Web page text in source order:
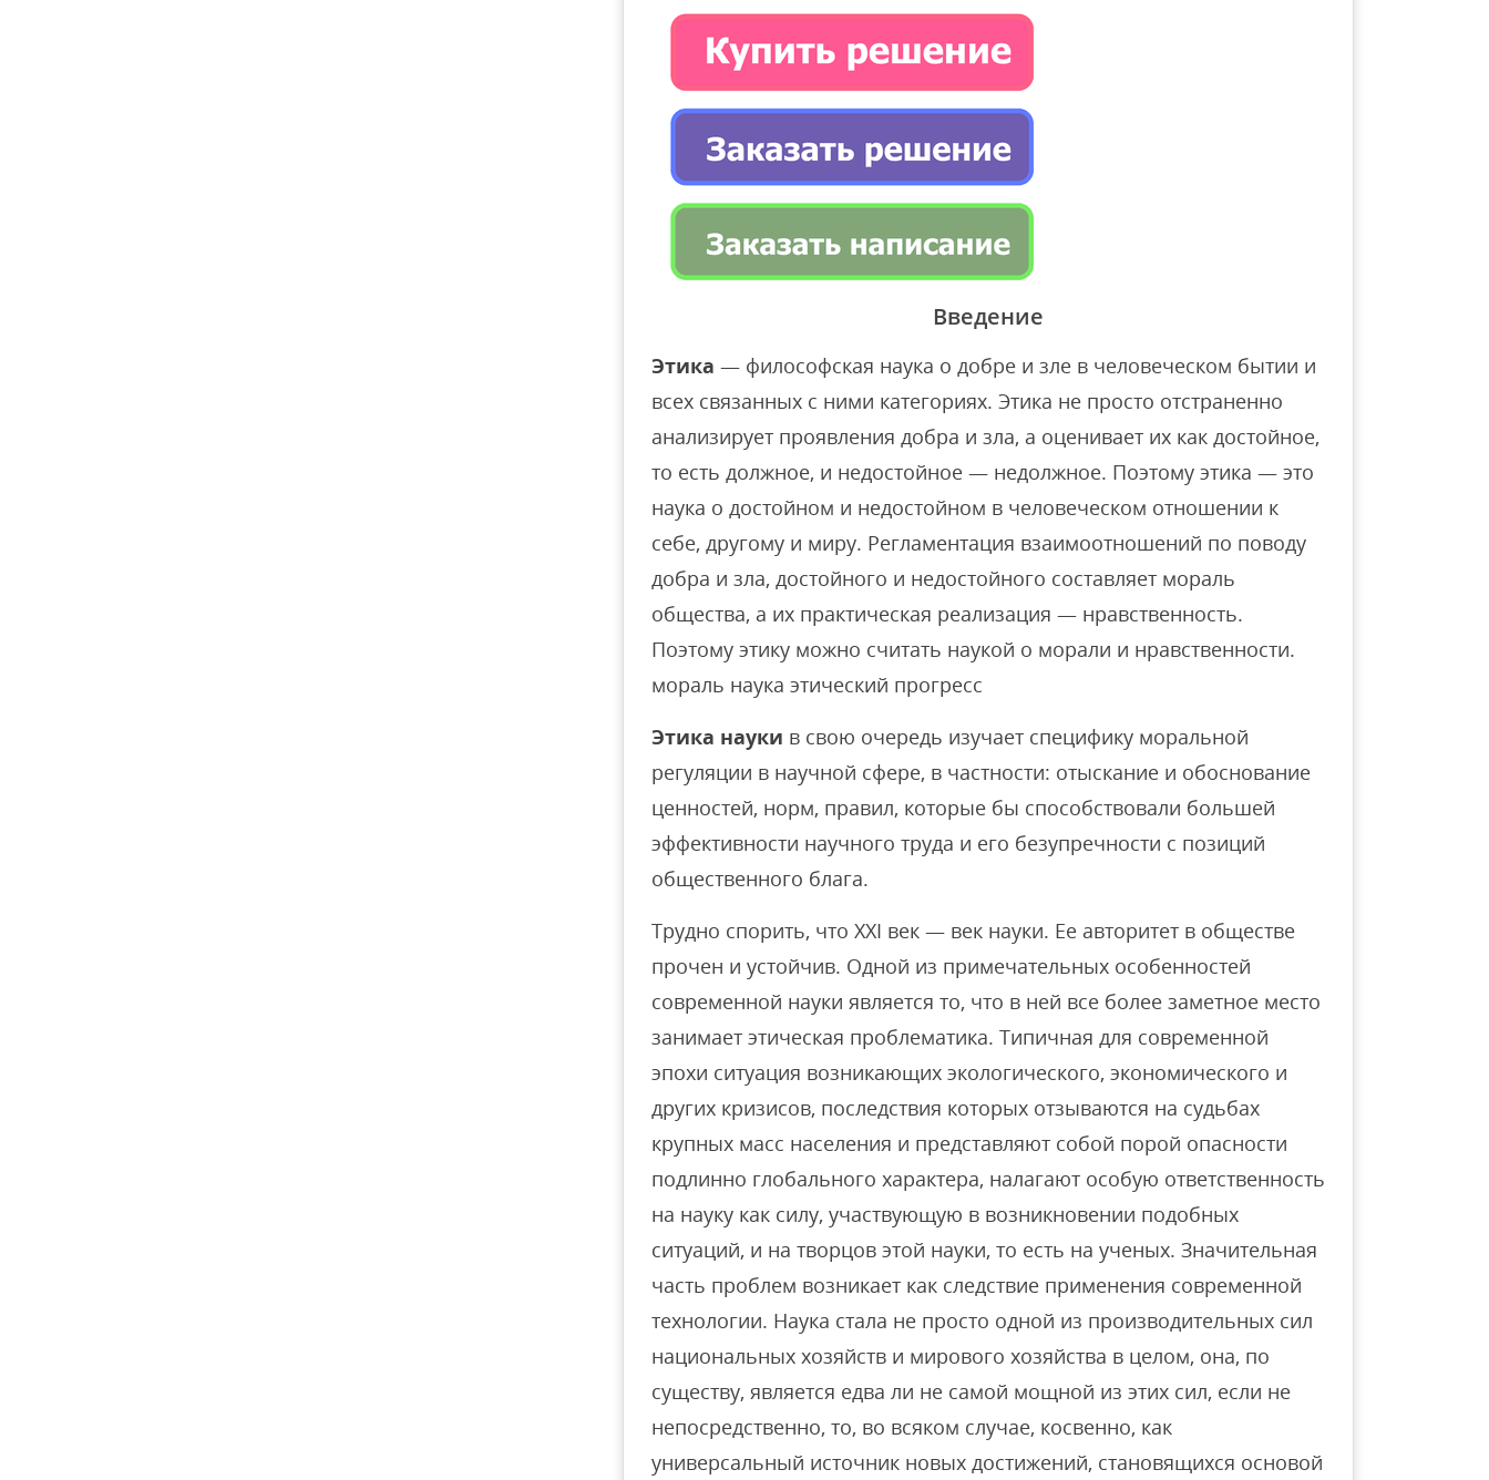
Введение
Этика — философская наука о добре и зле в человеческом бытии и
всех связанных с ними категориях. Этика не просто отстраненно
анализирует проявления добра и зла, а оценивает их как достойное,
то есть должное, и недостойное — недолжное. Поэтому этика — это
наука о достойном и недостойном в человеческом отношении к
себе, другому и миру. Регламентация взаимоотношений по поводу
добра и зла, достойного и недостойного составляет мораль
общества, а их практическая реализация — нравственность.
Поэтому этику можно считать наукой о морали и нравственности.
мораль наука этический прогресс
Этика науки в свою очередь изучает специфику моральной
регуляции в научной сфере, в частности: отыскание и обоснование
ценностей, норм, правил, которые бы способствовали большей
эффективности научного труда и его безупречности с позиций
общественного блага.
Трудно спорить, что XXI век — век науки. Ее авторитет в обществе
прочен и устойчив. Одной из примечательных особенностей
современной науки является то, что в ней все более заметное место
занимает этическая проблематика. Типичная для современной
эпохи ситуация возникающих экологического, экономического и
других кризисов, последствия которых отзываются на судьбах
крупных масс населения и представляют собой порой опасности
подлинно глобального характера, налагают особую ответственность
на науку как силу, участвующую в возникновении подобных
ситуаций, и на творцов этой науки, то есть на ученых. Значительная
часть проблем возникает как следствие применения современной
технологии. Наука стала не просто одной из производительных сил
национальных хозяйств и мирового хозяйства в целом, она, по
существу, является едва ли не самой мощной из этих сил, если не
непосредственно, то, во всяком случае, косвенно, как
универсальный источник новых достижений, становящихся основой